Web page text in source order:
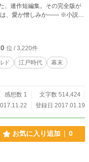
、連作短編集。その完全版が
ョン
は一切関係ありません。 ※
」題した筑前筑後オリジナル
戸時代ですが、オリジナル
は違う部分も多数ございま
また、作中には実際の地名
位 / 3,220件
ド 江戸時代
幕末
感想数 1
文字数 514,424
登録日 2017.01.19
お気に入り追加 0